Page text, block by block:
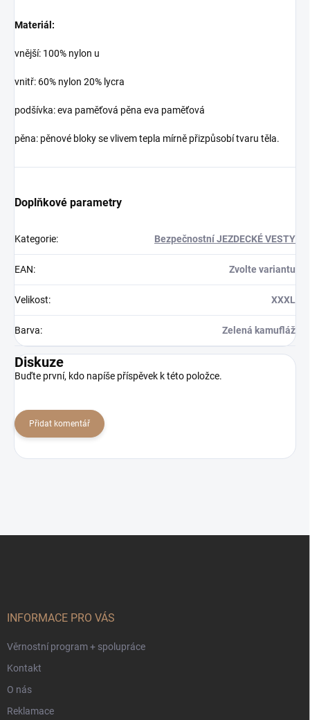
Materiál:
vnější: 100% nylon u
vnitř: 60% nylon 20% lycra
podšívka: eva paměťová pěna eva paměťová
pěna: pěnové bloky se vlivem tepla mírně přizpůsobí tvaru těla.
Doplňkové parametry
Kategorie: Bezpečnostní JEZDECKÉ VESTY
EAN: Zvolte variantu
Velikost: XXXL
Barva: Zelená kamufláž
Diskuze
Buďte první, kdo napíše příspěvek k této položce.
Přidat komentář
INFORMACE PRO VÁS
Věrnostní program + spolupráce
Kontakt
O nás
Reklamace